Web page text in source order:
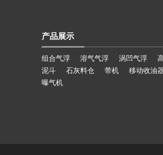
产品展示
组合气浮 溶气气浮 涡凹气浮
泥斗
石灰料仓 带机 移动收油
曝气机